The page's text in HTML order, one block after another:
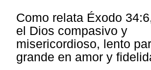
Como relata Éxodo
el Dios compasivo y
misericordioso, lento
grande en amor y